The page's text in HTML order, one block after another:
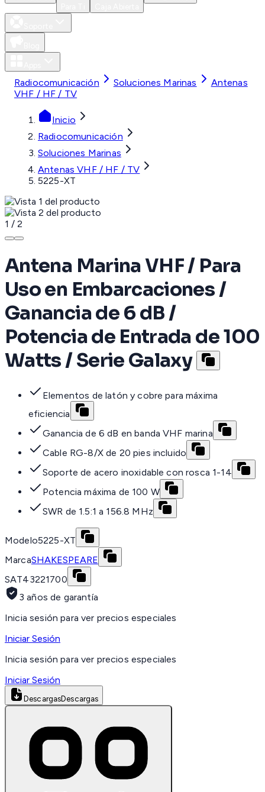
Radiocomunicación Soluciones Marinas
Antenas
VHF / HF / TV
Inicio
Radiocomunicación
Soluciones Marinas
Antenas VHF / HF / TV
5225-XT
1 / 2
Antena Marina VHF / Para
Uso en Embarcaciones /
Ganancia de 6 dB /
Potencia de Entrada de 100
Watts / Serie Galaxy
Elementos de latón y cobre para máxima
eficiencia
Ganancia de 6 dB en banda VHF marina
Cable RG-8/X de 20 pies incluido
Soporte de acero inoxidable con rosca 1-14
Potencia máxima de 100 W
SWR de 1.5:1 a 156.8 MHz
Modelo5225-XT
MarcaSHAKESPEARE
SAT43221700
3 años de garantía
Inicia sesión para ver precios especiales
Iniciar Sesión
Inicia sesión para ver precios especiales
Iniciar Sesión
DescargasDescargas